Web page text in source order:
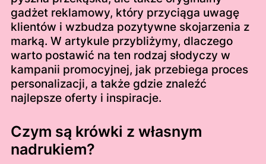
gadżet reklamowy, który przyciąga uwagę
klientów i wzbudza pozytywne skojarzenia z
marką. W artykule przybliżymy, dlaczego
warto postawić na ten rodzaj słodyczy w
kampanii promocyjnej, jak przebiega proces
personalizacji, a także gdzie znaleźć
najlepsze oferty i inspiracje.
Czym są krówki z własnym
nadrukiem?